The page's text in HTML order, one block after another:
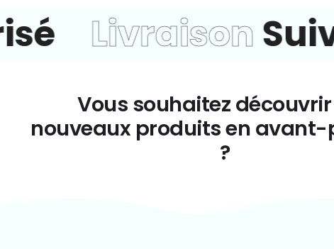
Livraison
Vous souhaitez
nouveaux produits en avant-
?